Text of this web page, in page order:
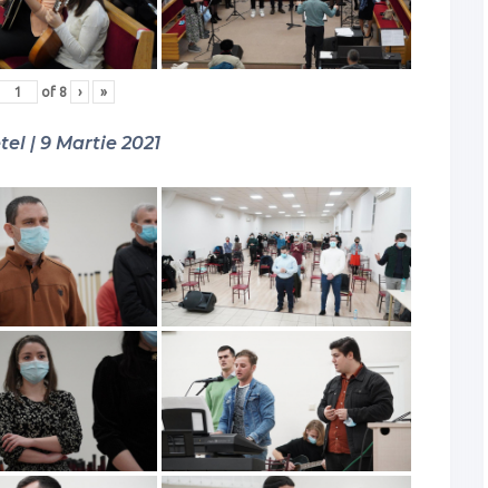
of 8 › »
| 9 Martie 2021